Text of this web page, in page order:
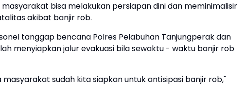
bisa melakukan persiapan dini dan meminimalisir
akibat banjir rob.
tanggap bencana Polres Pelabuhan Tanjungperak dan
menyiapkan jalur evakuasi bila sewaktu - waktu banjir rob
sudah kita siapkan untuk antisipasi banjir rob,"